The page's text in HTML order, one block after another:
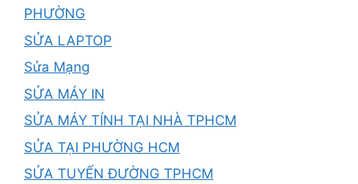
PHƯỜNG
SỬA LAPTOP
Sửa Mạng
SỬA MÁY IN
SỬA MÁY TÍNH TẠI NHÀ TPHCM
SỬA TẠI PHƯỜNG HCM
SỬA TUYẾN ĐƯỜNG TPHCM